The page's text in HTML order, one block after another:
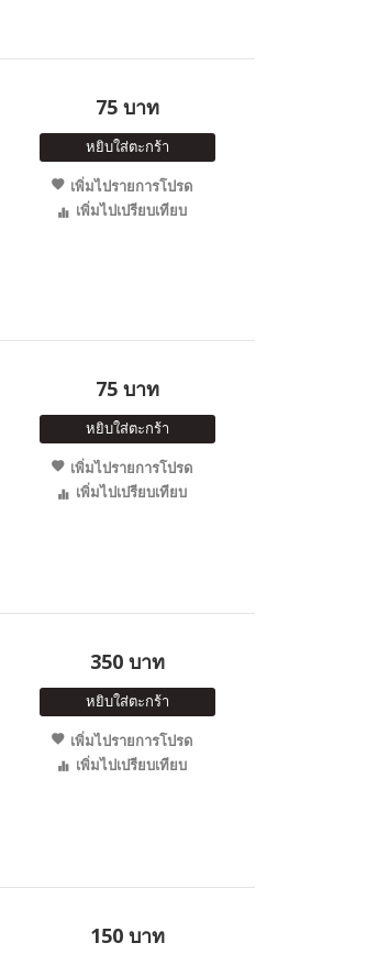
75 บาท
หยิบใส่ตะกร้า
เพิ่มไปรายการโปรด
เพิ่มไปเปรียบเทียบ
75 บาท
หยิบใส่ตะกร้า
เพิ่มไปรายการโปรด
เพิ่มไปเปรียบเทียบ
350 บาท
หยิบใส่ตะกร้า
เพิ่มไปรายการโปรด
เพิ่มไปเปรียบเทียบ
150 บาท